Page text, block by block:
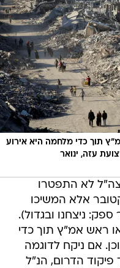
תוך כדי מלחמה היא אירוע
עזה, ינואר
לא התפטרו
מיד לאחר 7 באוקטובר אלא המשיכו
ניצחנו ובגדול).
ראש אמ"ץ תוך כדי
אם ניקח לדוגמה
פיקוד הדרום, הנ"ל